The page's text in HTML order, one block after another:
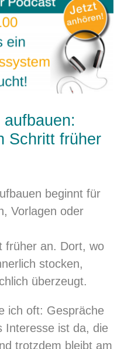
Schritt früher
beginnt für
Vorlagen oder
früher an. Dort, wo
stocken,
überzeugt.
ich oft: Gespräche
Interesse ist da, die
trotzdem bleibt am